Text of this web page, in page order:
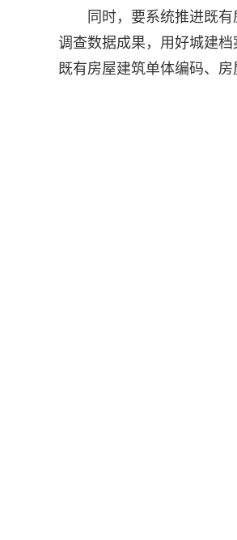
同时，要系统推进既
调查数据成果，用好城建
既有房屋建筑单体编码、房